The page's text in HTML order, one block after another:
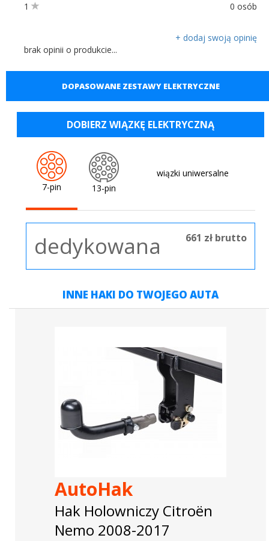
1
0 osób
+ dodaj swoją opinię
brak opinii o produkcie...
DOPASOWANE ZESTAWY ELEKTRYCZNE
DOBIERZ WIĄZKĘ ELEKTRYCZNĄ
7-pin 13-pin
wiązki uniwersalne
dedykowana 661 zł brutto
INNE HAKI DO TWOJEGO AUTA
AutoHak
Hak Holowniczy Citroën
Nemo 2008-2017